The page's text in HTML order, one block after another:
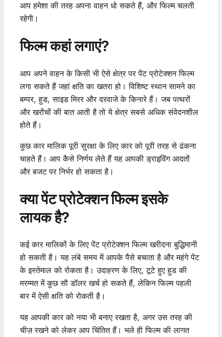
आप हमेशा की तरह अपना वाहन धो सकते हैं, और फिल्म चलती
रहेगी।
फिल्म कहां लगाएं?
आप अपने वाहन के किसी भी ऐसे क्षेत्र पर पेंट प्रोटेक्शन फिल्म
लगा सकते हैं जहां क्षति का खतरा हो। विशिष्ट स्थान सामने का
बम्पर, हुड, साइड मिरर और दरवाजे के किनारे हैं। जब पत्थरों
और खरोंचों की बात आती है तो ये क्षेत्र सबसे अधिक संवेदनशील
होते हैं।
कुछ कार मालिक पूरी सुरक्षा के लिए कार को पूरी तरह से ढंकना
चाहते हैं। आप कैसे निर्णय लेते हैं यह आपकी ड्राइविंग आदतों
और बजट पर निर्भर हो सकता है।
क्या पेंट प्रोटेक्शन फिल्म इसके
लायक है?
कई कार मालिकों के लिए पेंट प्रोटेक्शन फिल्म खरीदना बुद्धिमानी
हो सकती है। यह लंबे समय में आपके पैसे बचाता है और महंगे पेंट
के इस्तेमाल को रोकता है। उदाहरण के लिए, टूटे हुए हुड की
मरम्मत में कुछ सौ डॉलर खर्च हो सकते हैं, लेकिन फिल्म पहली
बार में ऐसी क्षति को रोकती है।
यह आपकी कार को नया भी बनाए रखता है, अगर उस तरह की
चीज़ रखने को लेकर आप चिंतित हैं। भले ही फिल्म की लागत